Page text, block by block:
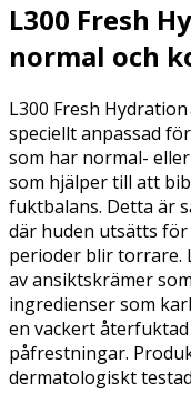
L300 Fresh
normal och
L300 Fresh
speciellt anpassad
som har normal-
som hjälper till att
fuktbalans. Detta är
där huden utsätts
perioder blir torrare.
av ansiktskrämer
ingredienser som
en vackert
påfrestningar.
dermatologiskt